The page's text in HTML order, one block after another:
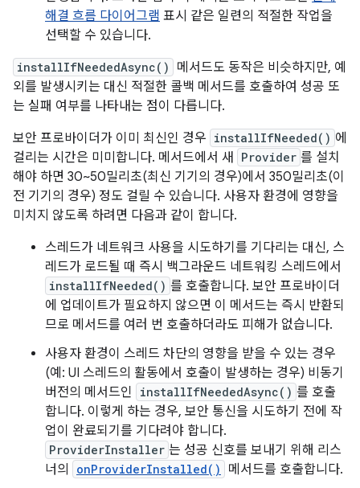
해결 흐름 다이어그램 표시 같은 일련의 적절한 작업을
선택할 수 있습니다.
installIfNeededAsync()
메서드도 동작은 비슷하지만, 예
외를 발생시키는 대신 적절한 콜백 메서드를 호출하여 성공 또
는 실패 여부를 나타내는 점이 다릅니다.
보안 프로바이더가 이미 최신인 경우 installIfNeeded() 에
걸리는 시간은 미미합니다. 메서드에서 새
Provider 를 설치
해야 하면 30~50밀리초(최신 기기의 경우)에서 350밀리초(이
전 기기의 경우) 정도 걸릴 수 있습니다. 사용자 환경에 영향을
미치지 않도록 하려면 다음과 같이 합니다.
스레드가 네트워크 사용을 시도하기를 기다리는 대신, 스
레드가 로드될 때 즉시 백그라운드 네트워킹 스레드에서
installIfNeeded() 를 호출합니다. 보안 프로바이더
에 업데이트가 필요하지 않으면 이 메서드는 즉시 반환되
므로 메서드를 여러 번 호출하더라도 피해가 없습니다.
사용자 환경이 스레드 차단의 영향을 받을 수 있는 경우
(예: UI 스레드의 활동에서 호출이 발생하는 경우) 비동기
버전의 메서드인
installIfNeededAsync() 를 호출
합니다. 이렇게 하는 경우, 보안 통신을 시도하기 전에 작
업이 완료되기를 기다려야 합니다.
ProviderInstaller 는 성공 신호를 보내기 위해 리스
너의
onProviderInstalled() 메서드를 호출합니다.